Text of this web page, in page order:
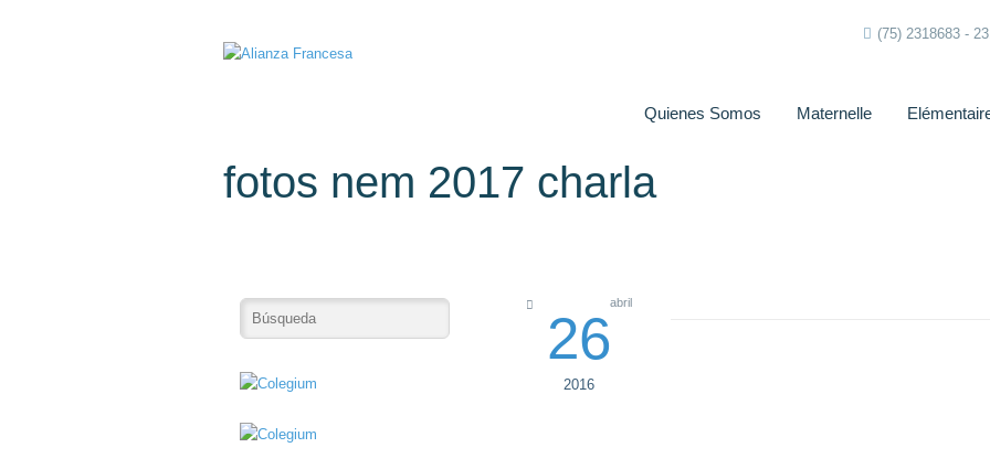
(75) 2318683 -
Quienes Somos Maternelle
fotos nem 2017 charla
26
abril
2016